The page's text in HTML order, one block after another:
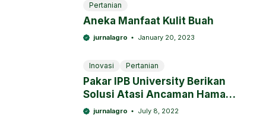
Pertanian
Aneka Manfaat Kulit Buah
jurnalagro January 20, 2023
Inovasi Pertanian
Pakar IPB University Berikan
Solusi Atasi Ancaman Hama
Tikus Bagi Padi Sawah
jurnalagro July 8, 2022